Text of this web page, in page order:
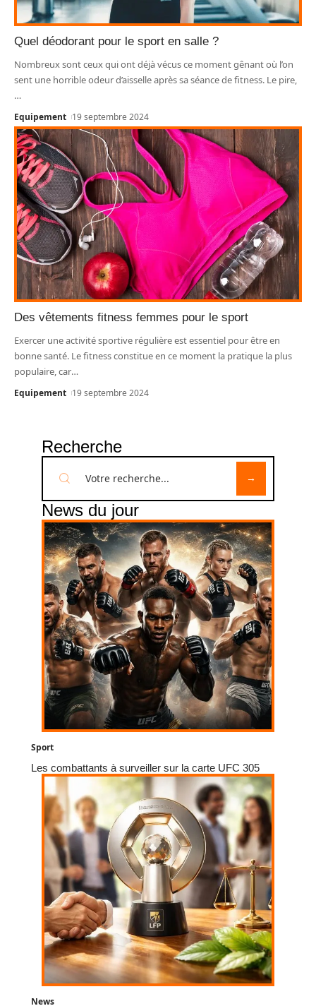
Quel déodorant pour le sport en salle ?
Nombreux sont ceux qui ont déjà vécus ce moment gênant où l’on
sent une horrible odeur d’aisselle après sa séance de fitness. Le pire,
…
Equipement 19 septembre 2024
Des vêtements fitness femmes pour le sport
Exercer une activité sportive régulière est essentiel pour être en
bonne santé. Le fitness constitue en ce moment la pratique la plus
populaire, car…
Equipement 19 septembre 2024
Recherche
News du jour
Sport
Les combattants à surveiller sur la carte UFC 305
News